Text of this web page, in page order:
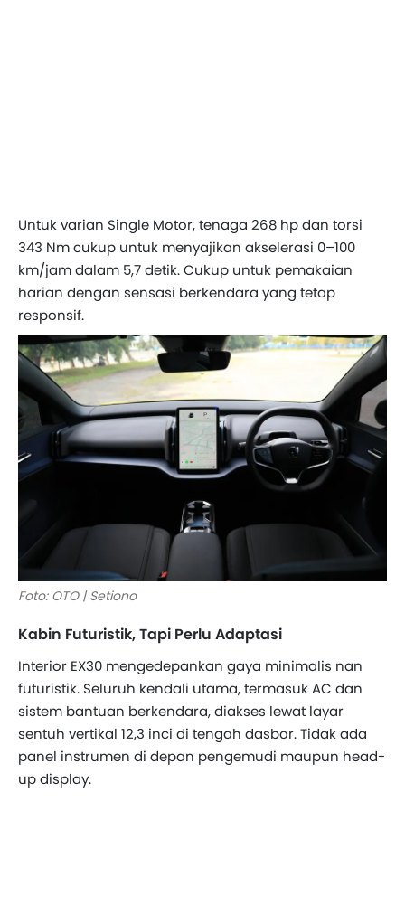
Untuk varian Single Motor, tenaga 268 hp dan torsi
343 Nm cukup untuk menyajikan akselerasi 0–100
km/jam dalam 5,7 detik. Cukup untuk pemakaian
harian dengan sensasi berkendara yang tetap
responsif.
Foto: OTO | Setiono
Kabin Futuristik, Tapi Perlu Adaptasi
Interior EX30 mengedepankan gaya minimalis nan
futuristik. Seluruh kendali utama, termasuk AC dan
sistem bantuan berkendara, diakses lewat layar
sentuh vertikal 12,3 inci di tengah dasbor. Tidak ada
panel instrumen di depan pengemudi maupun head-
up display.